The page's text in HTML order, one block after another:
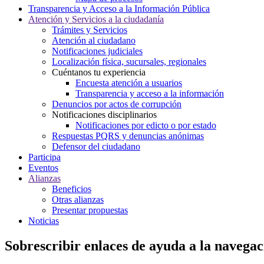
Transparencia y Acceso a la Información Pública
Atención y Servicios a la ciudadanía
Trámites y Servicios
Atención al ciudadano
Notificaciones judiciales
Localización física, sucursales, regionales
Cuéntanos tu experiencia
Encuesta atención a usuarios
Transparencia y acceso a la información
Denuncios por actos de corrupción
Notificaciones disciplinarios
Notificaciones por edicto o por estado
Respuestas PQRS y denuncias anónimas
Defensor del ciudadano
Participa
Eventos
Alianzas
Beneficios
Otras alianzas
Presentar propuestas
Noticias
Sobrescribir enlaces de ayuda a la